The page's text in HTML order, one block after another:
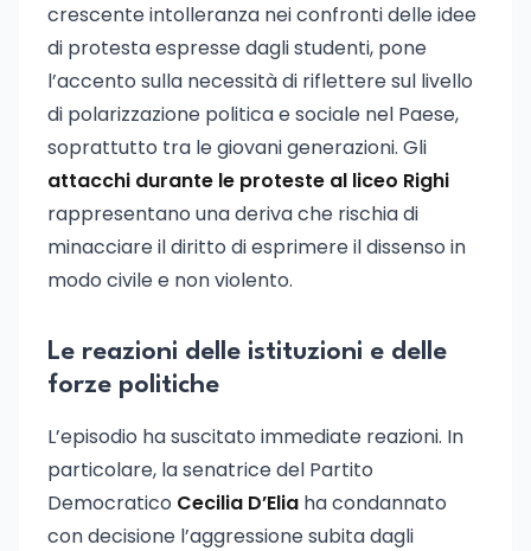
crescente intolleranza nei confronti delle idee
di protesta espresse dagli studenti, pone
l’accento sulla necessità di riflettere sul livello
di polarizzazione politica e sociale nel Paese,
soprattutto tra le giovani generazioni. Gli
attacchi durante le proteste al liceo Righi
rappresentano una deriva che rischia di
minacciare il diritto di esprimere il dissenso in
modo civile e non violento.
Le reazioni delle istituzioni e delle
forze politiche
L’episodio ha suscitato immediate reazioni. In
particolare, la senatrice del Partito
Democratico Cecilia D’Elia ha condannato
con decisione l’aggressione subita dagli